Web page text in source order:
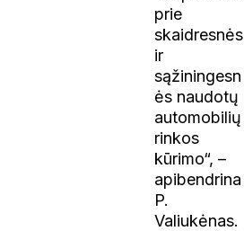
prie
skaidresnės
ir
sąžiningesn
ės naudotų
automobilių
rinkos
kūrimo“, –
apibendrina
P.
Valiukėnas.